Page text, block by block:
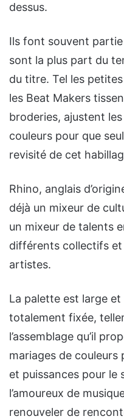
dessus.
Ils font souvent
sont la plus part du
du titre. Tel les
les Beat Makers
broderies, ajustent
couleurs pour que
revisité de cet
Rhino, anglais
déjà un mixeur de
un mixeur de talents
différents collectifs
artistes.
La palette est large
totalement fixée,
l’assemblage qu’il
mariages de
et puissances pour le
l’amoureux de
renouveler de